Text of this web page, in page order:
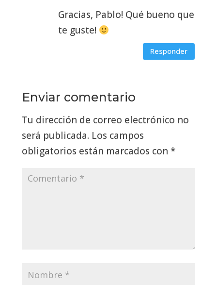
Gracias, Pablo! Qué bueno que
te guste!
Responder
Enviar comentario
Tu dirección de correo electrónico no
será publicada. Los campos
obligatorios están marcados con *